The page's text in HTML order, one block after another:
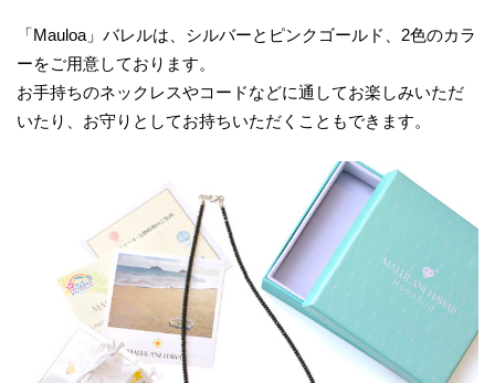
「Mauloa」バレルは、シルバーとピンクゴールド、2色のカラ
ーをご用意しております。
お手持ちのネックレスやコードなどに通してお楽しみいただ
いたり、お守りとしてお持ちいただくこともできます。